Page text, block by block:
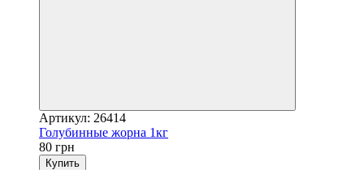
Артикул: 26414
Голубинные жорна 1кг
80 грн
Купить